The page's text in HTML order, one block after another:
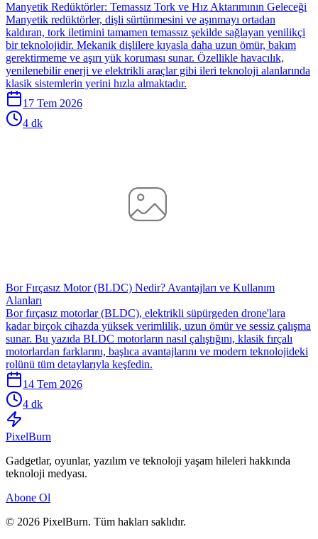
Manyetik Redüktörler: Temassız Tork ve Hız Aktarımının Geleceği
Manyetik redüktörler, dişli sürtünmesini ve aşınmayı ortadan
kaldıran, tork iletimini tamamen temassız şekilde sağlayan yenilikçi
bir teknolojidir. Mekanik dişlilere kıyasla daha uzun ömür, bakım
gerektirmeme ve aşırı yük koruması sunar. Özellikle havacılık,
yenilenebilir enerji ve elektrikli araçlar gibi ileri teknoloji alanlarında
klasik sistemlerin yerini hızla almaktadır.
17 Tem 2026
4 dk
Bor Fırçasız Motor (BLDC) Nedir? Avantajları ve Kullanım
Alanları
Bor fırçasız motorlar (BLDC), elektrikli süpürgeden drone'lara
kadar birçok cihazda yüksek verimlilik, uzun ömür ve sessiz çalışma
sunar. Bu yazıda BLDC motorların nasıl çalıştığını, klasik fırçalı
motorlardan farklarını, başlıca avantajlarını ve modern teknolojideki
rolünü tüm detaylarıyla keşfedin.
14 Tem 2026
4 dk
PixelBurn
Gadgetlar, oyunlar, yazılım ve teknoloji yaşam hileleri hakkında
teknoloji medyası.
Abone Ol
© 2026 PixelBurn. Tüm hakları saklıdır.